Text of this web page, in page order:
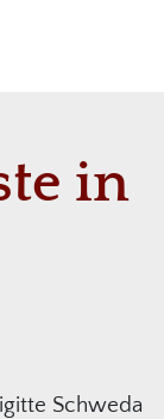
in
Schweda